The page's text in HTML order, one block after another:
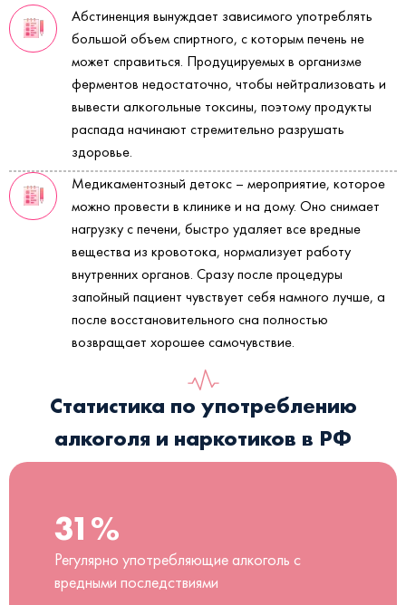
Абстиненция вынуждает зависимого употреблять
большой объем спиртного, с которым печень не
может справиться. Продуцируемых в организме
ферментов недостаточно, чтобы нейтрализовать и
вывести алкогольные токсины, поэтому продукты
распада начинают стремительно разрушать
здоровье.
Медикаментозный детокс – мероприятие, которое
можно провести в клинике и на дому. Оно снимает
нагрузку с печени, быстро удаляет все вредные
вещества из кровотока, нормализует работу
внутренних органов. Сразу после процедуры
запойный пациент чувствует себя намного лучше, а
после восстановительного сна полностью
возвращает хорошее самочувствие.
Статистика по употреблению
алкоголя и наркотиков в РФ
31%
Регулярно употребляющие алкоголь с
вредными последствиями